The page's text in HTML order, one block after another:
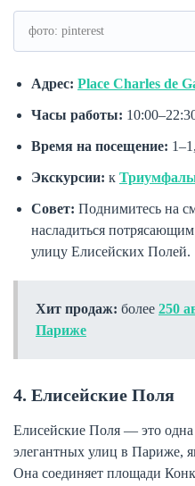
фото: pinterest
Адрес: Place Charles de
Часы работы:
Время на посещение:
Экскурсии: к
Совет: Поднимитесь на
насладиться
улицу Елисейских Полей.
Хит продаж: более 250
Париже
4. Елисейские Поля
Елисейские Поля — это
элегантных улиц в Париже,
Она соединяет площади